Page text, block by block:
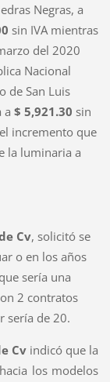
Negras, a
sin IVA mientras
del 2020
Nacional
de San Luis
a $ 5,921.30 sin
el incremento que
la luminaria a
Cv, solicitó se
o en los años
sería una
2 contratos
sería de 20.
Cvindicó que la
los modelos